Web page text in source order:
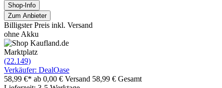
Shop-Info
Zum Anbieter
Billigster Preis inkl. Versand
ohne Akku
Marktplatz
(22.149)
Verkäufer: DealOase
58,99 €* ab 0,00 € Versand 58,99 € Gesamt